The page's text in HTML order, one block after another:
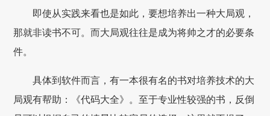
即使从实践来看也是如此，要想培养出一种大局观，
那就非读书不可。而大局观往往是成为将帅之才的必要条
件。
具体到软件而言，有一本很有名的书对培养技术的大
局观有帮助：《代码大全》。至于专业性较强的书，反倒